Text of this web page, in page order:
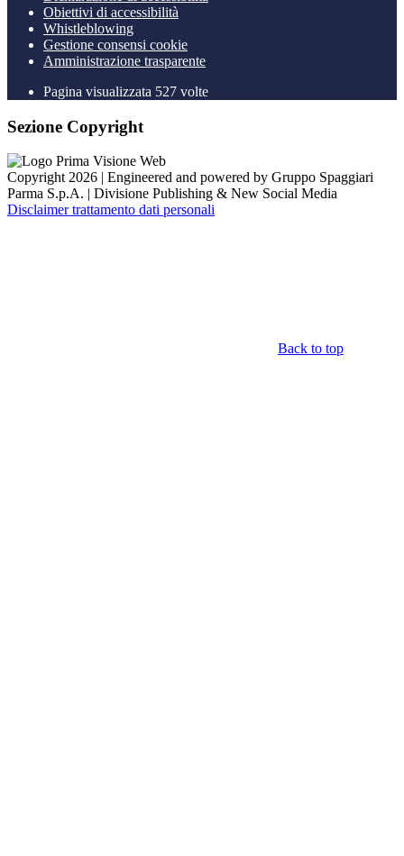
Obiettivi di accessibilità
Whistleblowing
Gestione consensi cookie
Amministrazione trasparente
Pagina visualizzata 527 volte
Sezione Copyright
Copyright 2026 | Engineered and powered by Gruppo Spaggiari
Parma S.p.A. | Divisione Publishing & New Social Media
Disclaimer trattamento dati personali
Back to top